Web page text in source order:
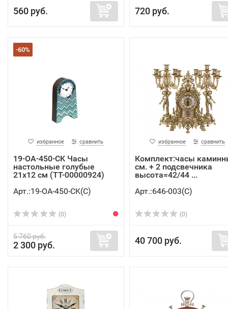
560 руб. 720 руб.
-60%
избранное сравнить
19-OA-450-CK Часы
настольные голубые
21х12 см (TT-00000924)
Арт.:19-ОА-450-CK(C)
(0)
5 760 руб.
2 300 руб.
избранное сравнить
Комплект:часы
см. + 2 подсвечника
высота=42/44 ...
Арт.:646-003(C)
(0)
40 700 руб.